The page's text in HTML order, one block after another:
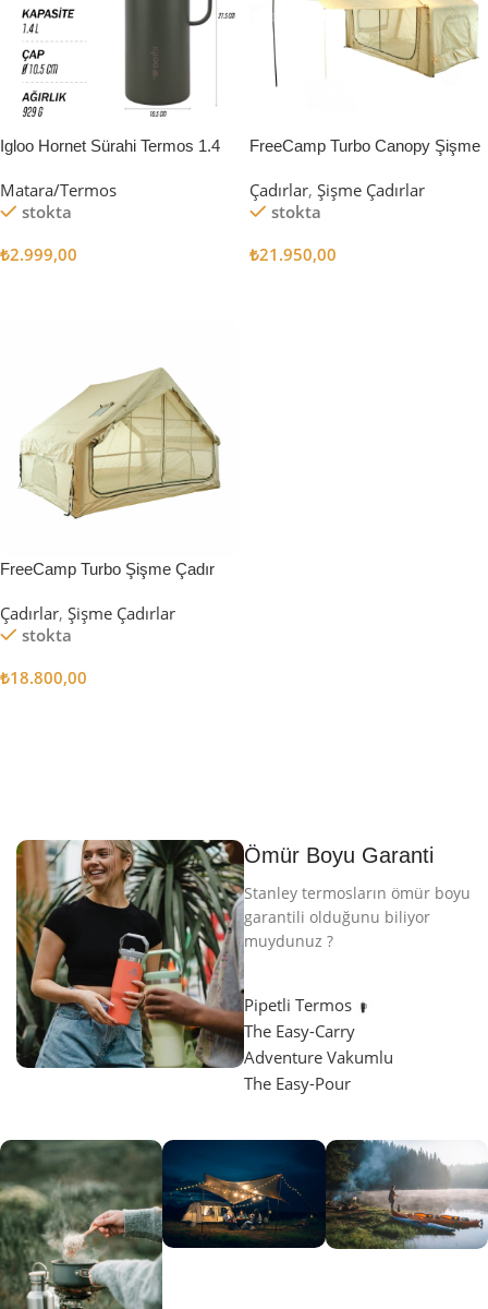
Igloo Hornet Sürahi Termos 1.4
Matara/Termos
stokta
₺2.999,00
FreeCamp Turbo Canopy Şişme
Çadırlar, Şişme Çadırlar
stokta
₺21.950,00
FreeCamp Turbo Şişme Çadır
Çadırlar, Şişme Çadırlar
stokta
₺18.800,00
Ömür Boyu Garanti
Stanley termosların ömür boyu
garantili olduğunu biliyor
muydunuz ?
Pipetli Termos
The Easy-Carry
Adventure Vakumlu
The Easy-Pour